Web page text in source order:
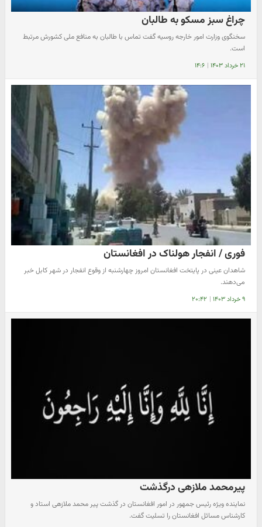
چراغ سبز مسکو به طالبان
سخنگوی وزارت امور خارجه روسیه گفت تماس با طالبان به منافع ملی کشورش مرتبط
است.
۲۱ خرداد ۱۴۰۳ | ۱۴:۶
فوری / انفجار هولناک در افغانستان
شاهدان عینی در پایتخت افغانستان امروز چهارشنبه از وقوع انفجار در شهر کابل خبر
می‌دهند.
۹ خرداد ۱۴۰۳ | ۲۰:۴۲
پیرمحمد ملازهی درگذشت
نماینده ویژه رئیس جمهور در امور افغانستان در گذشت پیر محمد ملازهی استاد و
کارشناس مسائل افغانستان را تسلیت گفت.